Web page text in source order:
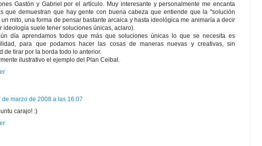
Gastón y Gabriel por el artículo. Muy interesante y personalmente me encanta
que demuestran que hay gente con buena cabeza que entiende que la "solución
mito, una forma de pensar bastante arcaica y hasta ideológica me animaría a decir
ideología suele tener soluciones únicas, aclaro).
día aprendamos todos que más que soluciones únicas lo que se necesita es
para que podamos hacer las cosas de maneras nuevas y creativas, sin
de tirar por la borda todo lo anterior.
ilustrativo el ejemplo del Plan Ceibal.
de marzo de 2008 a las 16:07
carajo! :)